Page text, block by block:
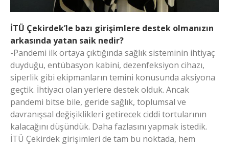
İTÜ Çekirdek’le bazı girişimlere destek olmanızın
arkasında yatan saik nedir?
-Pandemi ilk ortaya çıktığında sağlık sisteminin ihtiyaç
duyduğu, entübasyon kabini, dezenfeksiyon cihazı,
siperlik gibi ekipmanların temini konusunda aksiyona
geçtik. İhtiyacı olan yerlere destek olduk. Ancak
pandemi bitse bile, geride sağlık, toplumsal ve
davranışsal değişiklikleri getirecek ciddi tortularının
kalacağını düşündük. Daha fazlasını yapmak istedik.
İTÜ Çekirdek girişimleri de tam bu noktada, hem